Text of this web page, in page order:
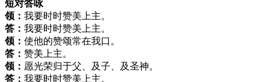
短对答咏
领： 我要时时赞美上主。
答： 我要时时赞美上主。
领： 使他的赞颂常在我口。
答： 赞美上主。
领： 愿光荣归于父、及子、及圣神。
答： 我要时时赞美上主。